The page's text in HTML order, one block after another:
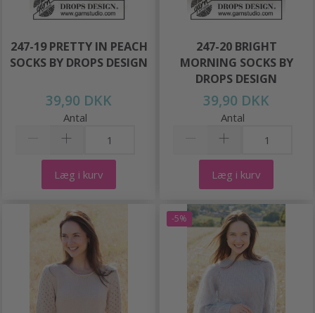
247-19 PRETTY IN PEACH
SOCKS BY DROPS DESIGN
39,90 DKK
Antal
Læg i kurv
247-20 BRIGHT
MORNING SOCKS BY
DROPS DESIGN
39,90 DKK
Antal
Læg i kurv
-5%